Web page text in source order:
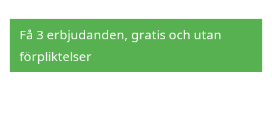
Få 3 erbjudanden, gratis och utan
förpliktelser